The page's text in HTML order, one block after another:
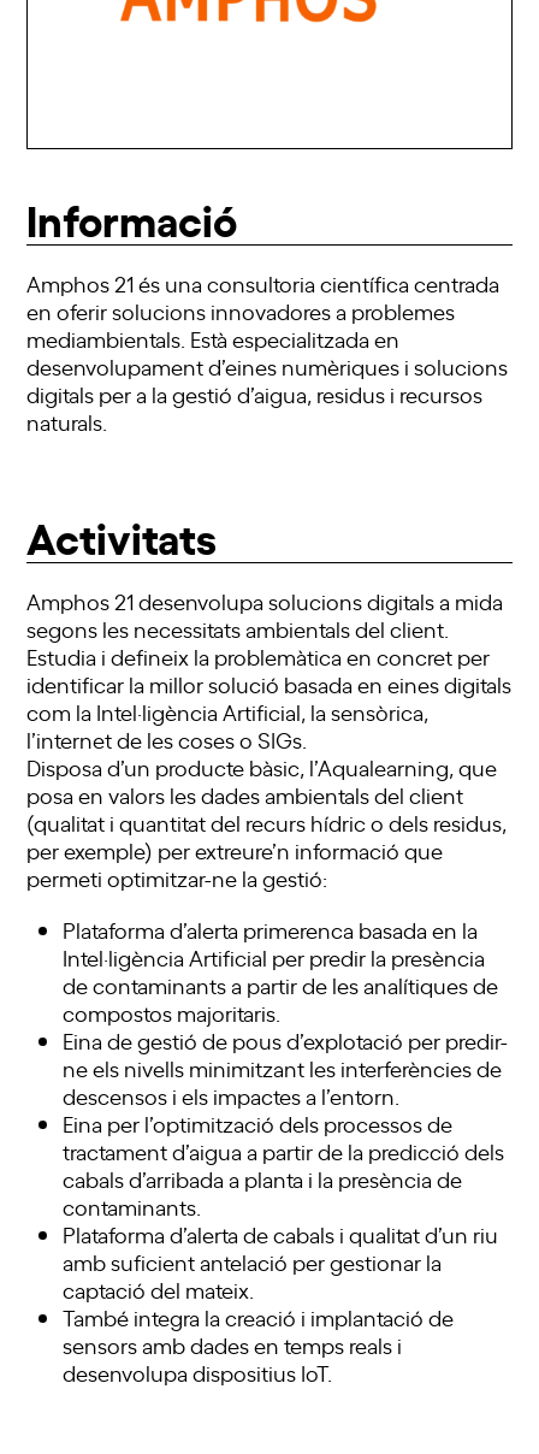
Informació
Amphos 21 és una consultoria científica centrada
en oferir solucions innovadores a problemes
mediambientals. Està especialitzada en
desenvolupament d’eines numèriques i solucions
digitals per a la gestió d’aigua, residus i recursos
naturals.
Activitats
Amphos 21 desenvolupa solucions digitals a mida
segons les necessitats ambientals del client.
Estudia i defineix la problemàtica en concret per
identificar la millor solució basada en eines digitals
com la Intel·ligència Artificial, la sensòrica,
l’internet de les coses o SIGs.
Disposa d’un producte bàsic, l’Aqualearning, que
posa en valors les dades ambientals del client
(qualitat i quantitat del recurs hídric o dels residus,
per exemple) per extreure’n informació que
permeti optimitzar-ne la gestió:
Plataforma d’alerta primerenca basada en la
Intel·ligència Artificial per predir la presència
de contaminants a partir de les analítiques de
compostos majoritaris.
Eina de gestió de pous d’explotació per predir-
ne els nivells minimitzant les interferències de
descensos i els impactes a l’entorn.
Eina per l’optimització dels processos de
tractament d’aigua a partir de la predicció dels
cabals d’arribada a planta i la presència de
contaminants.
Plataforma d’alerta de cabals i qualitat d’un riu
amb suficient antelació per gestionar la
captació del mateix.
També integra la creació i implantació de
sensors amb dades en temps reals i
desenvolupa dispositius IoT.